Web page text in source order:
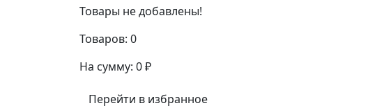
Товары не добавлены!
Товаров: 0
На сумму: 0₽
Перейти в избранное